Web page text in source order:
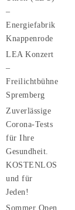
–
Energiefabrik
Knappenrode
LEA Konzert
–
Freilichtbühne
Spremberg
Zuverlässige
Corona-Tests
für Ihre
Gesundheit.
KOSTENLOS
und für
Jeden!
Sommer Open